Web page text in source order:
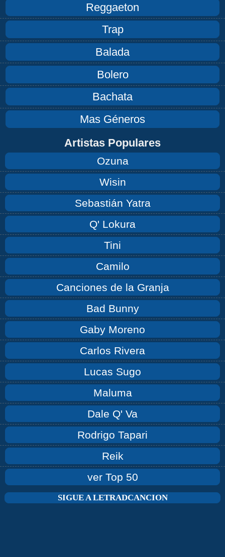
Reggaeton
Trap
Balada
Bolero
Bachata
Mas Géneros
Artistas Populares
Ozuna
Wisin
Sebastián Yatra
Q' Lokura
Tini
Camilo
Canciones de la Granja
Bad Bunny
Gaby Moreno
Carlos Rivera
Lucas Sugo
Maluma
Dale Q' Va
Rodrigo Tapari
Reik
ver Top 50
SIGUE A LETRADCANCION